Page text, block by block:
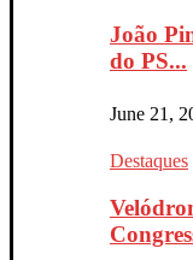
João
do PS...
June 21,
Destaques